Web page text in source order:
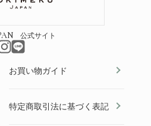
お買い物ガイド
特定商取引法に基づく表記
公式サイト